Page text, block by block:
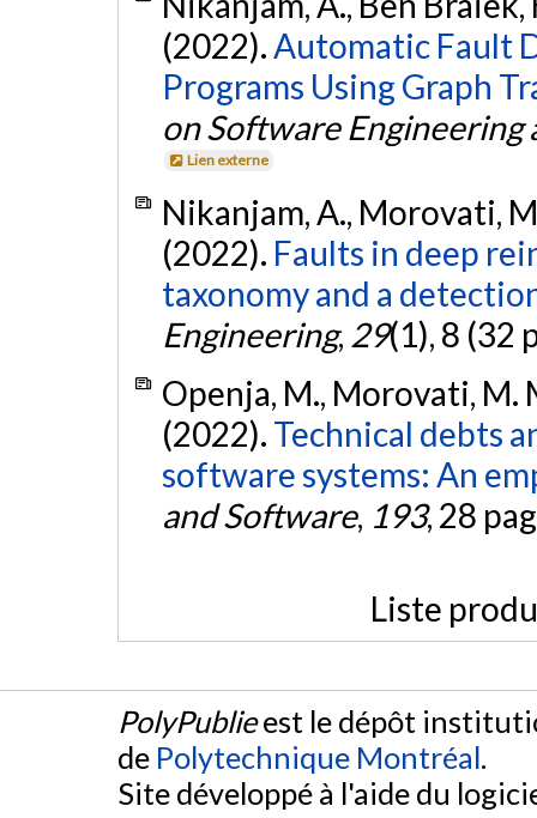
(2022).Automatic Fault
Programs Using Graph
on Software
Lien externe
Nikanjam, A., Morovati,
(2022). Faults in deep
taxonomy and a
Engineering, 29(1), 8 (32
Openja, M., Morovati, M.
(2022). Technical debts
software systems: An
and Software, 193, 28
Liste
PolyPublieest le dépôt
de Polytechnique Montréal.
Site développé à l'aide du